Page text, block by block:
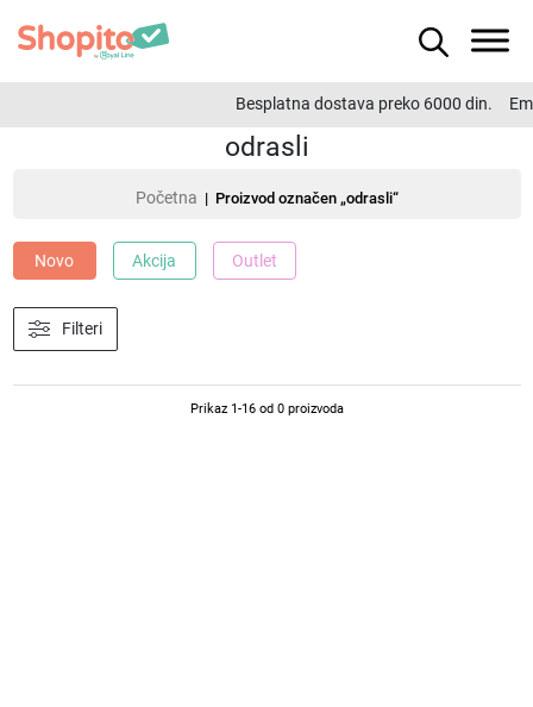
Besplatna dostava preko 6000 din.
odrasli
Početna | Proizvod označen „odrasli“
Novo Akcija Outlet
Filteri
Prikaz 1-16 od 0 proizvoda